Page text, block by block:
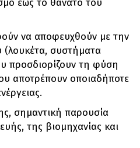
έως το θάνατο του
να αποφευχθούν με την
(λουκέτα, συστήματα
προσδιορίζουν τη φύση
αποτρέπουν οποιαδήποτε
σημαντική παρουσία
της βιομηχανίας και